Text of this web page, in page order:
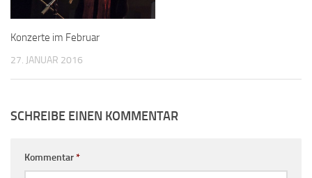
Konzerte im Februar
27. JANUAR 2016
SCHREIBE EINEN KOMMENTAR
Kommentar*